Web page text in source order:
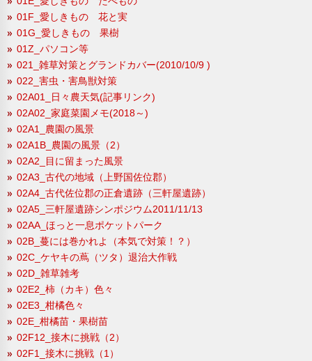
01F_愛しきもの 花と実
01G_愛しきもの 果樹
01Z_パソコン等
021_雑草対策とグランドカバー(2010/10/9 )
022_害虫・害鳥獣対策
02A01_日々農天気(記事リンク)
02A02_家庭菜園メモ(2018～)
02A1_農園の風景
02A1B_農園の風景（2）
02A2_目に留まった風景
02A3_古代の地域（上野国佐位郡）
02A4_古代佐位郡の正倉遺跡（三軒屋遺跡）
02A5_三軒屋遺跡シンポジウム2011/11/13
02AA_ほっと一息ポケットパーク
02B_蔓には巻かれよ（本気で対策！？）
02C_ケヤキの蔦（ツタ）退治大作戦
02D_雑草雑考
02E2_柿（カキ）色々
02E3_柑橘色々
02E_柑橘苗・果樹苗
02F12_接木に挑戦（2）
02F1_接木に挑戦（1）